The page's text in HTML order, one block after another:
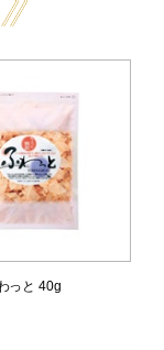
っと 40g